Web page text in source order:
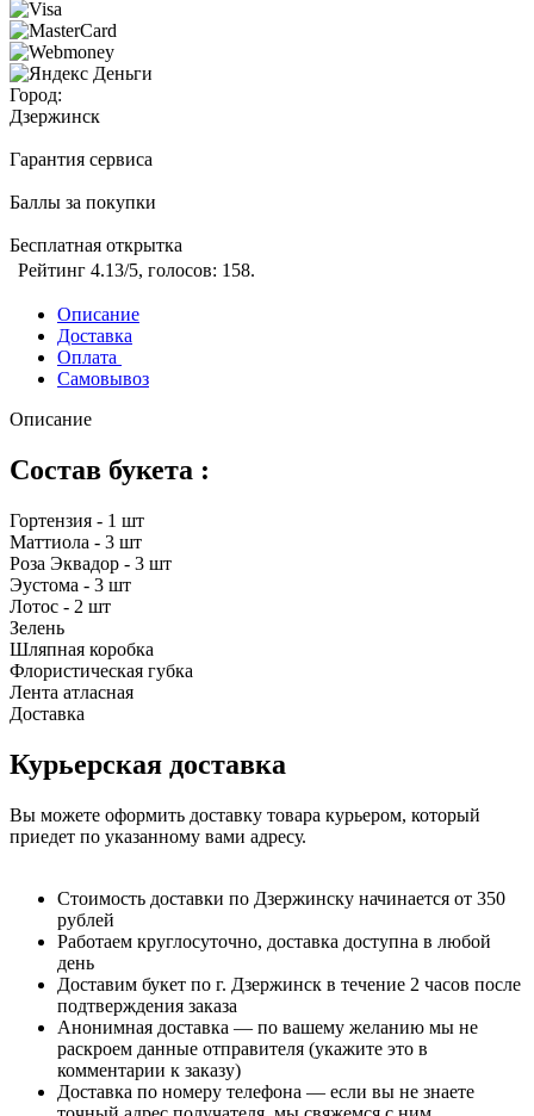
Город:
Дзержинск
Гарантия сервиса
Баллы за покупки
Бесплатная открытка
Рейтинг 4.13/5, голосов: 158.
Описание
Доставка
Оплата
Самовывоз
Описание
Состав букета :
Гортензия - 1 шт
Маттиола - 3 шт
Роза Эквадор - 3 шт
Эустома - 3 шт
Лотос - 2 шт
Зелень
Шляпная коробка
Флористическая губка
Лента атласная
Доставка
Курьерская доставка
Вы можете оформить доставку товара курьером, который
приедет по указанному вами адресу.
Стоимость доставки по Дзержинску начинается от 350
рублей
Работаем круглосуточно, доставка доступна в любой
день
Доставим букет по г. Дзержинск в течение 2 часов после
подтверждения заказа
Анонимная доставка — по вашему желанию мы не
раскроем данные отправителя (укажите это в
комментарии к заказу)
Доставка по номеру телефона — если вы не знаете